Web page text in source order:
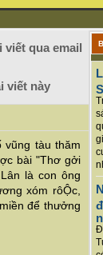
viết qua email
viết này
vũng tàu thăm
bài "Thơ gởi
là con ông
xóm rôỘc,
để thưởng